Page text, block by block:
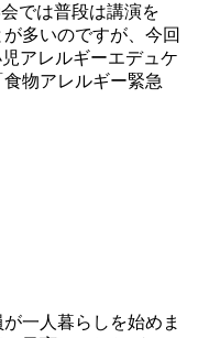
では普段は講演を
多いのですが、今回
アレルギーエデュケ
物アレルギー緊急
一人暮らしを始めま